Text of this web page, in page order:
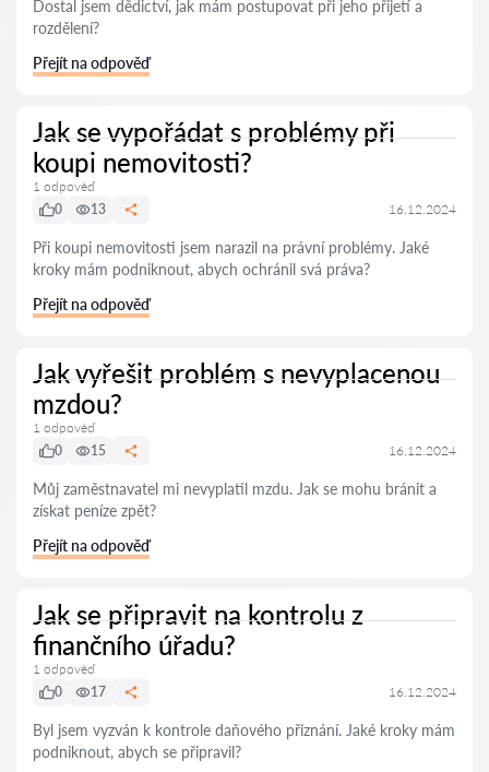
Dostal jsem dědictví, jak mám postupovat při jeho přijetí a
rozdělení?
Přejít na odpověď
Jak se vypořádat s problémy při
koupi nemovitosti?
1 odpověď
0
13 16.12.2024
Při koupi nemovitosti jsem narazil na právní problémy. Jaké
kroky mám podniknout, abych ochránil svá práva?
Přejít na odpověď
Jak vyřešit problém s nevyplacenou
mzdou?
1 odpověď
0
15 16.12.2024
Můj zaměstnavatel mi nevyplatil mzdu. Jak se mohu bránit a
získat peníze zpět?
Přejít na odpověď
Jak se připravit na kontrolu z
finančního úřadu?
1 odpověď
0
17 16.12.2024
Byl jsem vyzván k kontrole daňového přiznání. Jaké kroky mám
podniknout, abych se připravil?